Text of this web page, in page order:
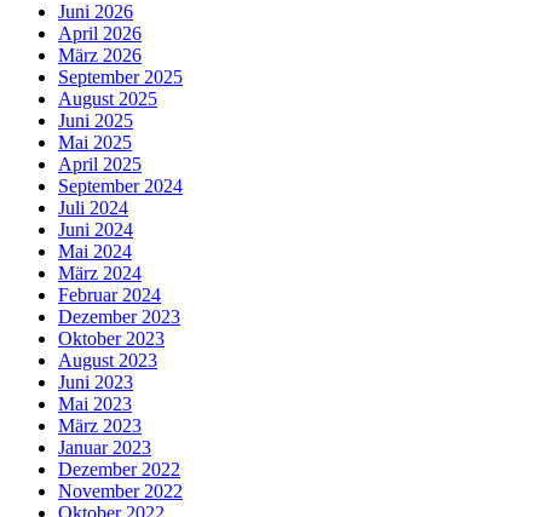
Juni 2026
April 2026
März 2026
September 2025
August 2025
Juni 2025
Mai 2025
April 2025
September 2024
Juli 2024
Juni 2024
Mai 2024
März 2024
Februar 2024
Dezember 2023
Oktober 2023
August 2023
Juni 2023
Mai 2023
März 2023
Januar 2023
Dezember 2022
November 2022